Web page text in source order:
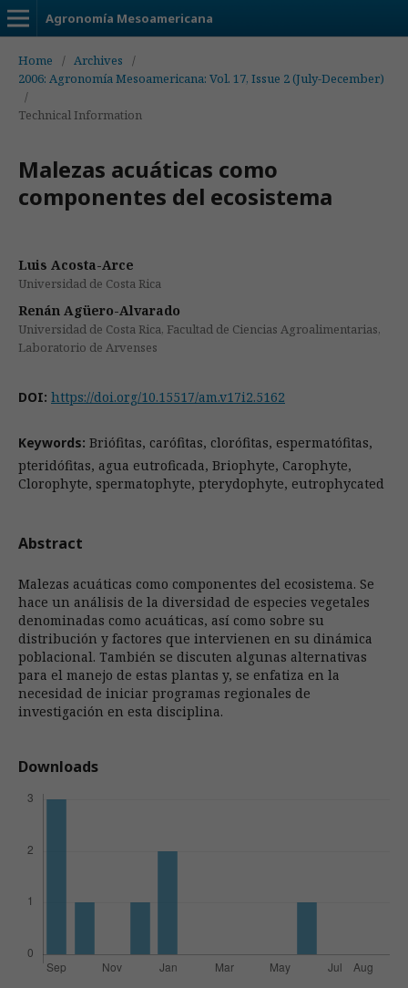
Agronomía Mesoamericana
Home / Archives
/
2006: Agronomía Mesoamericana: Vol. 17, Issue 2 (July-December)
/
Technical Information
Malezas acuáticas como
componentes del ecosistema
Luis Acosta-Arce
Universidad de Costa Rica
Renán Agüero-Alvarado
Universidad de Costa Rica, Facultad de Ciencias Agroalimentarias,
Laboratorio de Arvenses
DOI: https://doi.org/10.15517/am.v17i2.5162
Keywords: Briófitas, carófitas, clorófitas, espermatófitas,
pteridófitas, agua eutroficada, Briophyte, Carophyte,
Clorophyte, spermatophyte, pterydophyte, eutrophycated
Abstract
Malezas acuáticas como componentes del ecosistema. Se
hace un análisis de la diversidad de especies vegetales
denominadas como acuáticas, así como sobre su
distribución y factores que intervienen en su dinámica
poblacional. También se discuten algunas alternativas
para el manejo de estas plantas y, se enfatiza en la
necesidad de iniciar programas regionales de
investigación en esta disciplina.
Downloads